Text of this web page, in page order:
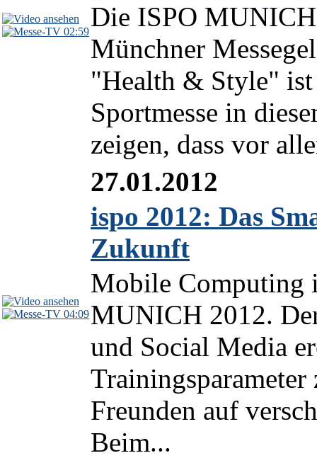
02:59Die ISPO
Münchner
"Health & Style" ist
Sportmesse in
zeigen, dass vor
04:09
27.01.2012
ispo 2012: Das
Zukunft
Mobile Computing
MUNICH 2012.
und Social Media
Freunden auf
Beim...